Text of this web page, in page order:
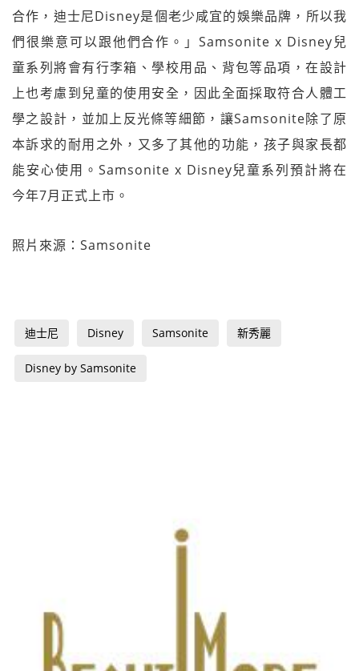
合作，迪士尼Disney是個老少咸宜的娛樂品牌，所以我
們很樂意可以跟他們合作。」Samsonite x Disney兒
童系列將會有行李箱、學校用品、背包等品項，在設計
上也考慮到兒童的使用安全，因此全面採取符合人體工
學之設計，並加上反光條等細節，讓Samsonite除了原
本訴求的耐用之外，又多了其他的功能，孩子與家長都
能安心使用。Samsonite x Disney兒童系列預計將在
今年7月正式上市。
照片來源：Samsonite
迪士尼 Disney Samsonite 新秀麗
Disney by Samsonite